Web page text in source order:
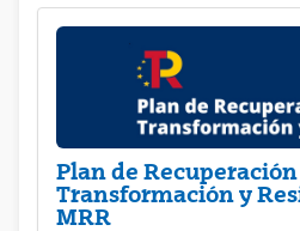
Plan de Recuperación
Transformación y
MRR